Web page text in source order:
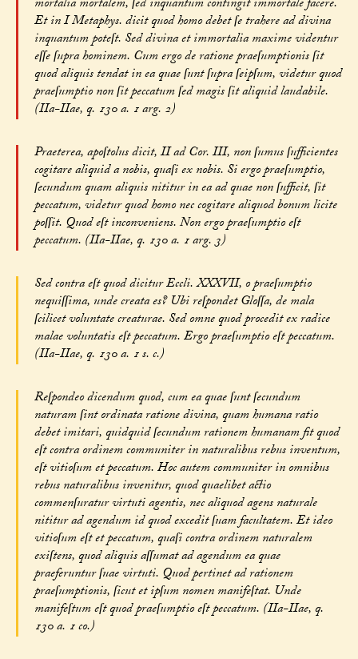
mortalia mortalem, ſed inquantum contingit immortale facere.
Et in I Metaphys. dicit quod homo debet ſe trahere ad divina
inquantum poteſt. Sed divina et immortalia maxime videntur
eſſe ſupra hominem. Cum ergo de ratione praeſumptionis ſit
quod aliquis tendat in ea quae ſunt ſupra ſeipſum, videtur quod
praeſumptio non ſit peccatum ſed magis ſit aliquid laudabile.
(IIa-IIae, q. 130 a. 1 arg. 2)
Praeterea, apoſtolus dicit, II ad Cor. III, non ſumus ſufficientes
cogitare aliquid a nobis, quaſi ex nobis. Si ergo praeſumptio,
ſecundum quam aliquis nititur in ea ad quae non ſufficit, ſit
peccatum, videtur quod homo nec cogitare aliquod bonum licite
poſſit. Quod eſt inconveniens. Non ergo praeſumptio eſt
peccatum. (IIa-IIae, q. 130 a. 1 arg. 3)
Sed contra eſt quod dicitur Eccli. XXXVII, o praeſumptio
nequiſſima, unde creata es? Ubi reſpondet Gloſſa, de mala
ſcilicet voluntate creaturae. Sed omne quod procedit ex radice
malae voluntatis eſt peccatum. Ergo praeſumptio eſt peccatum.
(IIa-IIae, q. 130 a. 1 s. c.)
Reſpondeo dicendum quod, cum ea quae ſunt ſecundum
naturam ſint ordinata ratione divina, quam humana ratio
debet imitari, quidquid ſecundum rationem humanam fit quod
eſt contra ordinem communiter in naturalibus rebus inventum,
eſt vitioſum et peccatum. Hoc autem communiter in omnibus
rebus naturalibus invenitur, quod quaelibet actio
commenſuratur virtuti agentis, nec aliquod agens naturale
nititur ad agendum id quod excedit ſuam facultatem. Et ideo
vitioſum eſt et peccatum, quaſi contra ordinem naturalem
exiſtens, quod aliquis aſſumat ad agendum ea quae
praeferuntur ſuae virtuti. Quod pertinet ad rationem
praeſumptionis, ſicut et ipſum nomen manifeſtat. Unde
manifeſtum eſt quod praeſumptio eſt peccatum. (IIa-IIae, q.
130 a. 1 co.)